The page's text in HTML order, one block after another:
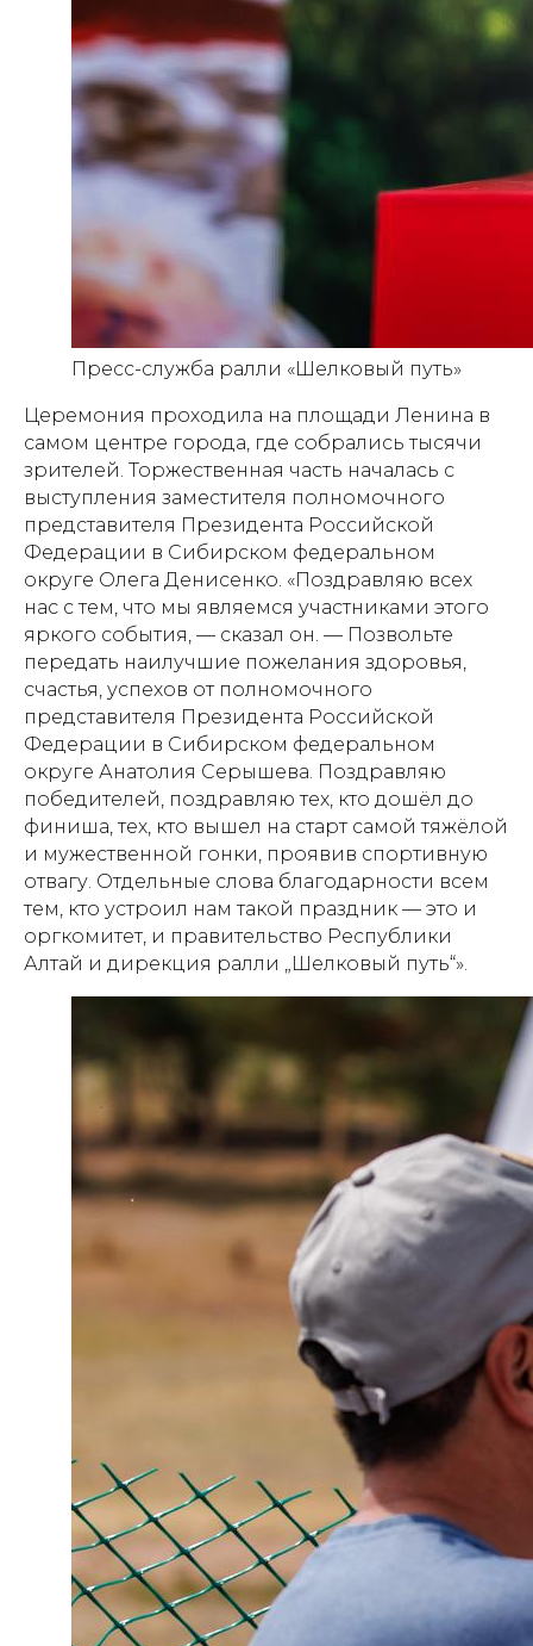
Пресс-служба ралли «Шелковый путь»
Церемония проходила на площади Ленина в
самом центре города, где собрались тысячи
зрителей. Торжественная часть началась с
выступления заместителя полномочного
представителя Президента Российской
Федерации в Сибирском федеральном
округе Олега Денисенко. «Поздравляю всех
нас с тем, что мы являемся участниками этого
яркого события, — сказал он. — Позвольте
передать наилучшие пожелания здоровья,
счастья, успехов от полномочного
представителя Президента Российской
Федерации в Сибирском федеральном
округе Анатолия Серышева. Поздравляю
победителей, поздравляю тех, кто дошёл до
финиша, тех, кто вышел на старт самой тяжёлой
и мужественной гонки, проявив спортивную
отвагу. Отдельные слова благодарности всем
тем, кто устроил нам такой праздник — это и
оргкомитет, и правительство Республики
Алтай и дирекция ралли „Шелковый путь“».